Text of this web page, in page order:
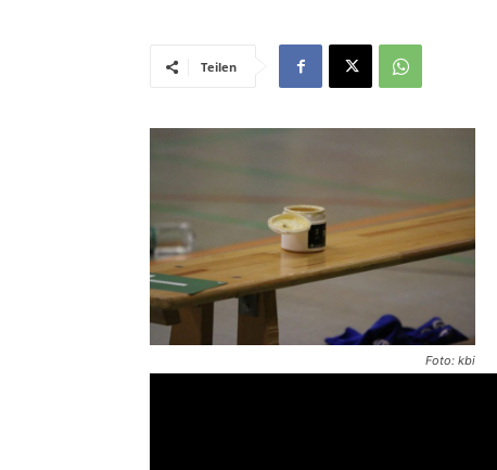
Teilen
Foto: kbi